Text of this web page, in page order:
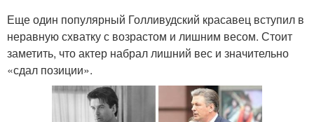
Еще один популярный Голливудский красавец вступил в
неравную схватку с возрастом и лишним весом. Стоит
заметить, что актер набрал лишний вес и значительно
«сдал позиции».